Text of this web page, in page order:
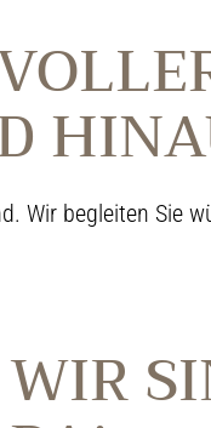
Wir begleiten Sie
WIR